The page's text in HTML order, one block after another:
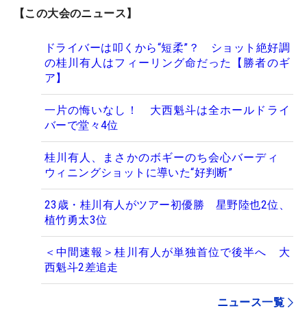
【この大会のニュース】
ドライバーは叩くから“短柔”？ ショット絶好調
の桂川有人はフィーリング命だった【勝者のギ
ア】
一片の悔いなし！ 大西魁斗は全ホールドライ
バーで堂々4位
桂川有人、まさかのボギーのち会心バーディ
ウィニングショットに導いた“好判断”
23歳・桂川有人がツアー初優勝 星野陸也2位、
植竹勇太3位
＜中間速報＞桂川有人が単独首位で後半へ 大
西魁斗2差追走
ニュース一覧